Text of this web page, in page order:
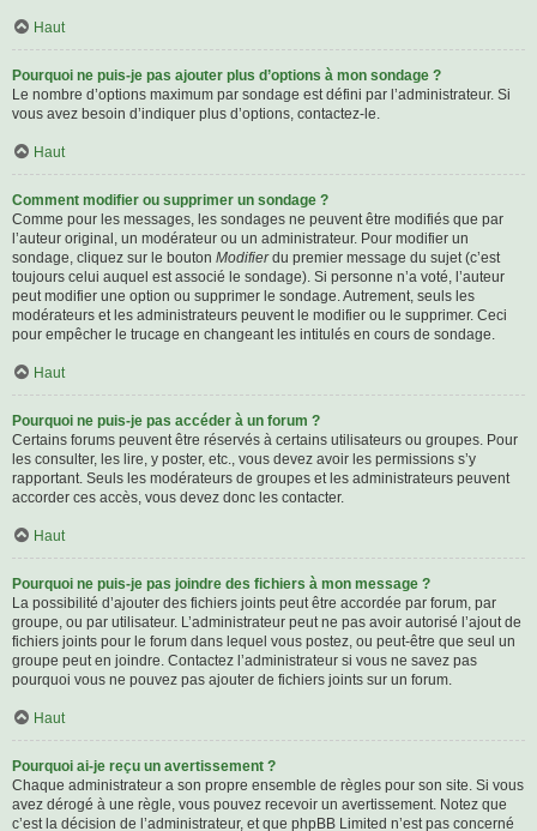
Haut
Pourquoi ne puis-je pas ajouter plus d’options à mon sondage ?
Le nombre d’options maximum par sondage est défini par l’administrateur. Si
vous avez besoin d’indiquer plus d’options, contactez-le.
Haut
Comment modifier ou supprimer un sondage ?
Comme pour les messages, les sondages ne peuvent être modifiés que par
l’auteur original, un modérateur ou un administrateur. Pour modifier un
sondage, cliquez sur le bouton Modifierdu premier message du sujet (c’est
toujours celui auquel est associé le sondage). Si personne n’a voté, l’auteur
peut modifier une option ou supprimer le sondage. Autrement, seuls les
modérateurs et les administrateurs peuvent le modifier ou le supprimer. Ceci
pour empêcher le trucage en changeant les intitulés en cours de sondage.
Haut
Pourquoi ne puis-je pas accéder à un forum ?
Certains forums peuvent être réservés à certains utilisateurs ou groupes. Pour
les consulter, les lire, y poster, etc., vous devez avoir les permissions s’y
rapportant. Seuls les modérateurs de groupes et les administrateurs peuvent
accorder ces accès, vous devez donc les contacter.
Haut
Pourquoi ne puis-je pas joindre des fichiers à mon message ?
La possibilité d’ajouter des fichiers joints peut être accordée par forum, par
groupe, ou par utilisateur. L’administrateur peut ne pas avoir autorisé l’ajout de
fichiers joints pour le forum dans lequel vous postez, ou peut-être que seul un
groupe peut en joindre. Contactez l’administrateur si vous ne savez pas
pourquoi vous ne pouvez pas ajouter de fichiers joints sur un forum.
Haut
Pourquoi ai-je reçu un avertissement ?
Chaque administrateur a son propre ensemble de règles pour son site. Si vous
avez dérogé à une règle, vous pouvez recevoir un avertissement. Notez que
c’est la décision de l’administrateur, et que phpBB Limited n’est pas concerné